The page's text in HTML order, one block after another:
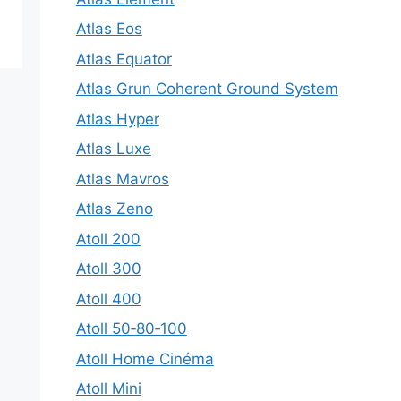
Atlas Eos
Atlas Equator
Atlas Grun Coherent Ground System
Atlas Hyper
Atlas Luxe
Atlas Mavros
Atlas Zeno
Atoll 200
Atoll 300
Atoll 400
Atoll 50‑80‑100
Atoll Home Cinéma
Atoll Mini